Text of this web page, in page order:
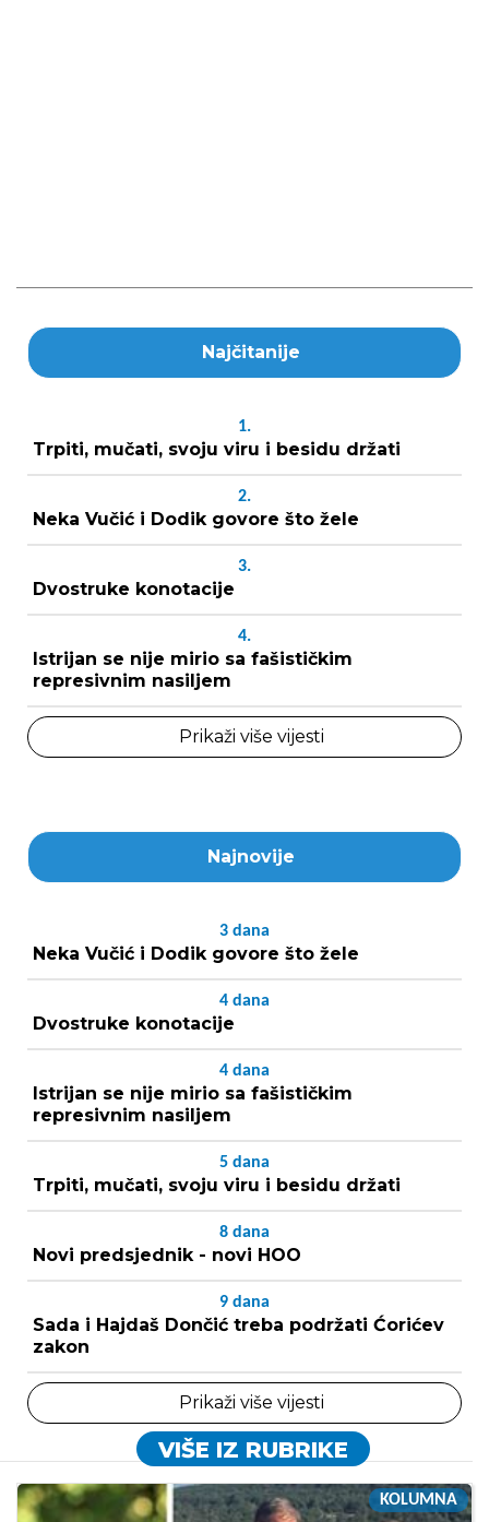
Najčitanije
1.
Trpiti, mučati, svoju viru i besidu držati
2.
Neka Vučić i Dodik govore što žele
3.
Dvostruke konotacije
4.
Istrijan se nije mirio sa fašističkim
represivnim nasiljem
Prikaži više vijesti
Najnovije
3 dana
Neka Vučić i Dodik govore što žele
4 dana
Dvostruke konotacije
4 dana
Istrijan se nije mirio sa fašističkim
represivnim nasiljem
5 dana
Trpiti, mučati, svoju viru i besidu držati
8 dana
Novi predsjednik - novi HOO
9 dana
Sada i Hajdaš Dončić treba podržati Ćorićev
zakon
Prikaži više vijesti
VIŠE IZ RUBRIKE
KOLUMNA